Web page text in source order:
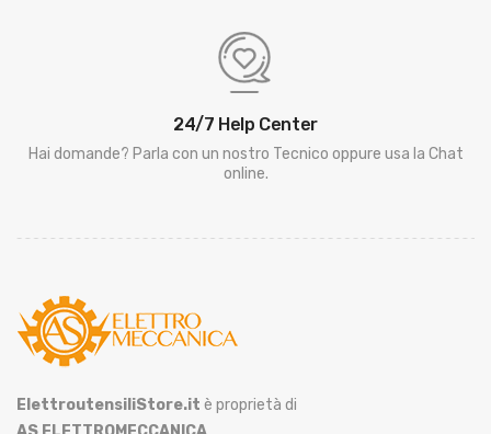
24/7 Help Center
Hai domande? Parla con un nostro Tecnico oppure usa la Chat
online.
ElettroutensiliStore.it è proprietà di